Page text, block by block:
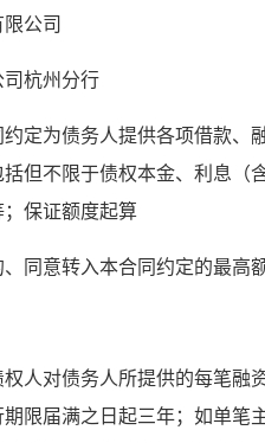
公司
杭州分行
定为债务人提供各项借款、
但不限于债权本金、利息（
保证额度起算
同意转入本合同约定的最高
人对债务人所提供的每笔融
限届满之日起三年；如单笔